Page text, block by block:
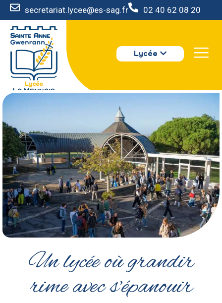
secretariat.lycee@es-sag.fr 02 40 62 08 20
Lycée
LE LYCÉE
PARCOURS
VIE AU LYCÉE
TARIF LYCÉE
ESPACE RÉSERVÉ
PARCOURS
VIE AU LYCÉE
TARIF LYCÉE
ESPACE RÉSERVÉ
S’INSCRIRE
Un lycée où grandir
rime avec s’épanouir